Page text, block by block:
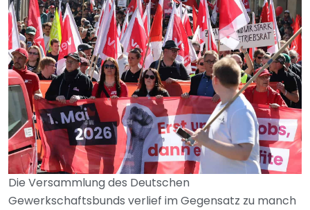
Die Versammlung des Deutschen
Gewerkschaftsbunds verlief im Gegensatz zu manch